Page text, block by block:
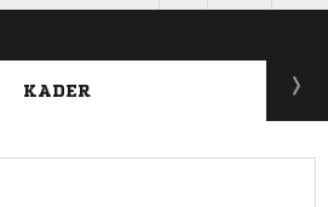
KADER